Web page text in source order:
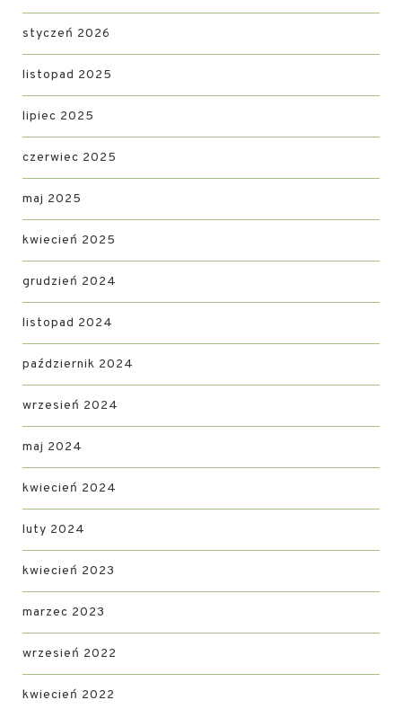
styczeń 2026
listopad 2025
lipiec 2025
czerwiec 2025
maj 2025
kwiecień 2025
grudzień 2024
listopad 2024
październik 2024
wrzesień 2024
maj 2024
kwiecień 2024
luty 2024
kwiecień 2023
marzec 2023
wrzesień 2022
kwiecień 2022